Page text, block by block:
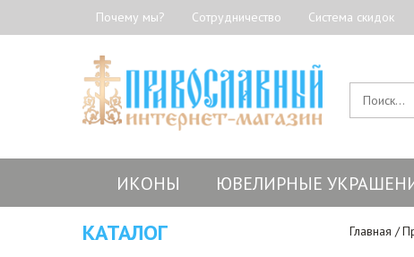
Почему мы? Сотрудничество Система скидок
ИКОНЫ ЮВЕЛИРНЫЕ
КАТАЛОГ Главная